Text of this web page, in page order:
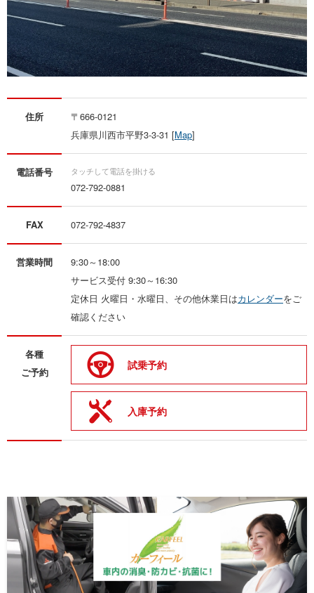
住所
〒666-0121
兵庫県川西市平野3‐3‐31 [Map]
電話番号
072-792-0881
FAX 072-792-4837
営業時間
9:30～18:00
サービス受付 9:30～16:30
定休日 火曜日・水曜日、その他休業日はカレンダーをご
確認ください
各種
ご予約
試乗予約
入庫予約